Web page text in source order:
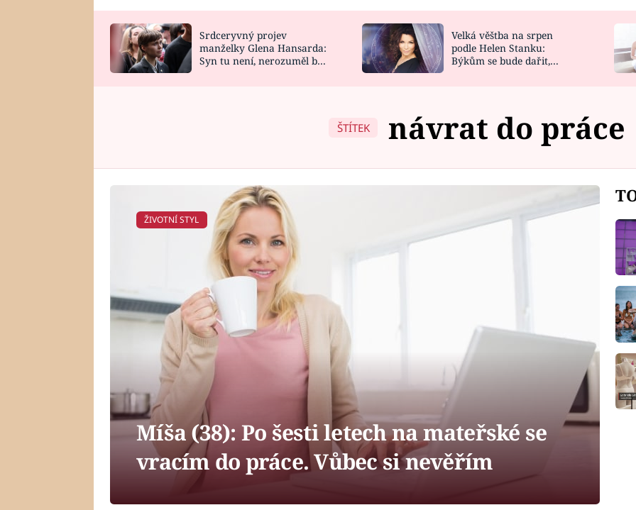
HOROSKOP NA
CELEBRITY
VAŘENÍ
NOVINKY
VIDEORECEPTY
DESIGN
Srdceryvný projev
manželky Glena Hansarda:
Syn tu není, nerozuměl by
Velká věštba na srpen
podle Helen Stanku:
Býkům se bude dařit,
ŠTÍTEK návrat do práce
ŽIVOTNÍ STYL
Míša (38): Po šesti letech na mateřské se
vracím do práce. Vůbec si nevěřím